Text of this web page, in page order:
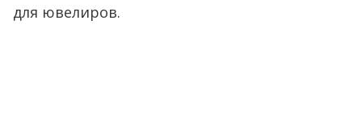
для ювелиров.